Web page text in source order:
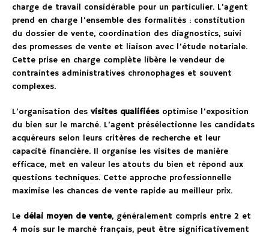
charge de travail considérable pour un particulier. L’agent
prend en charge l’ensemble des formalités : constitution
du dossier de vente, coordination des diagnostics, suivi
des promesses de vente et liaison avec l’étude notariale.
Cette prise en charge complète libère le vendeur de
contraintes administratives chronophages et souvent
complexes.
L’organisation des visites qualifiéesoptimise l’exposition
du bien sur le marché. L’agent présélectionne les candidats
acquéreurs selon leurs critères de recherche et leur
capacité financière. Il organise les visites de manière
efficace, met en valeur les atouts du bien et répond aux
questions techniques. Cette approche professionnelle
maximise les chances de vente rapide au meilleur prix.
Le délai moyen de vente, généralement compris entre 2 et
4 mois sur le marché français, peut être significativement